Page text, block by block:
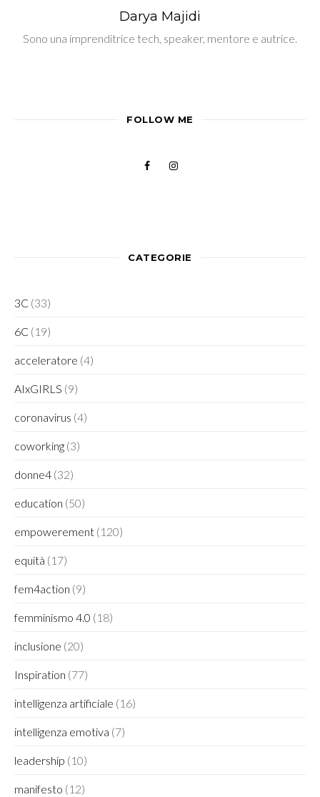
Darya Majidi
Sono una imprenditrice tech, speaker, mentore e autrice.
FOLLOW ME
CATEGORIE
3C (33)
6C (19)
acceleratore (4)
AIxGIRLS (9)
coronavirus (4)
coworking (3)
donne4 (32)
education (50)
empowerement (120)
equità (17)
fem4action (9)
femminismo 4.0 (18)
inclusione (20)
Inspiration (77)
intelligenza artificiale (16)
intelligenza emotiva (7)
leadership (10)
manifesto (12)